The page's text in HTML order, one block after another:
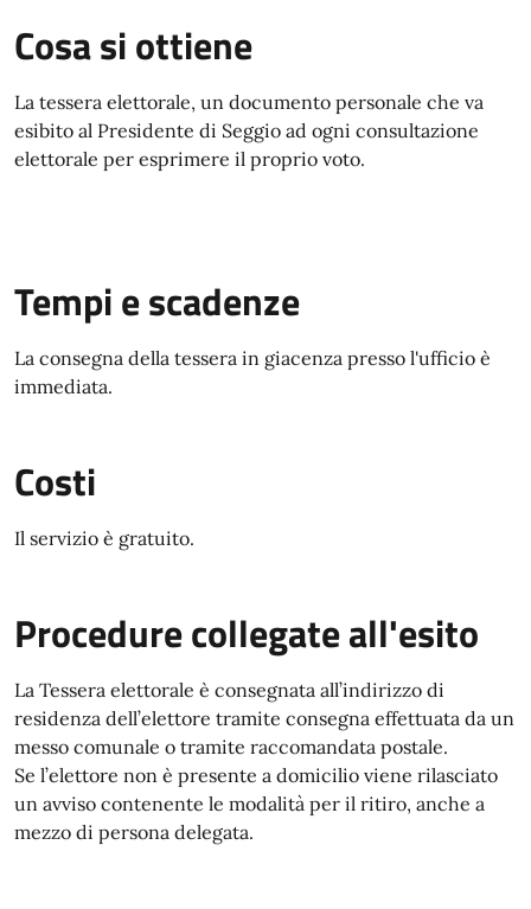
Cosa si ottiene
La tessera elettorale, un documento personale che va
esibito al Presidente di Seggio ad ogni consultazione
elettorale per esprimere il proprio voto.
Tempi e scadenze
La consegna della tessera in giacenza presso l'ufficio è
immediata.
Costi
Il servizio è gratuito.
Procedure collegate all'esito
La Tessera elettorale è consegnata all’indirizzo di
residenza dell’elettore tramite consegna effettuata da un
messo comunale o tramite raccomandata postale.
Se l’elettore non è presente a domicilio viene rilasciato
un avviso contenente le modalità per il ritiro, anche a
mezzo di persona delegata.